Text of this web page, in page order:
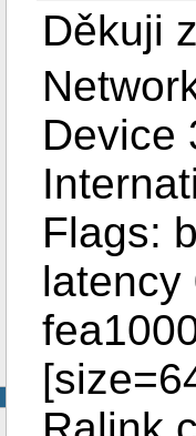
Děkuji
Device
Flags:
latency